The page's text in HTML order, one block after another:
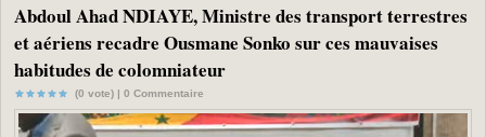
Abdoul Ahad NDIAYE, Ministre des transport terrestres
et aériens recadre Ousmane Sonko sur ces mauvaises
habitudes de colomniateur
(0 vote) | 0 Commentaire